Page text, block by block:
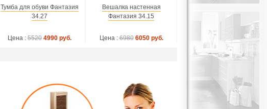
Тумба для обуви Фантазия
34.27
Цена : 5520 4990 руб.
Вешалка настенная
Фантазия 34.15
Цена : 6980 6050 руб.